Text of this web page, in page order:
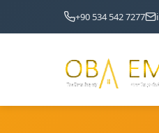
+90 534 542 7277